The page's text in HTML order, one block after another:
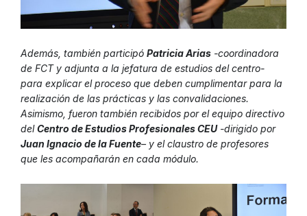
Además, también participó Patricia Arias -coordinadora
de FCT y adjunta a la jefatura de estudios del centro-
para explicar el proceso que deben cumplimentar para la
realización de las prácticas y las convalidaciones.
Asimismo, fueron también recibidos por el equipo directivo
delCentro de Estudios Profesionales CEU-dirigido por
Juan Ignacio de la Fuente– y el claustro de profesores
que les acompañarán en cada módulo.